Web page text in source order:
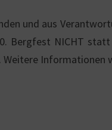
und aus
Bergfest NICHT
Informationen